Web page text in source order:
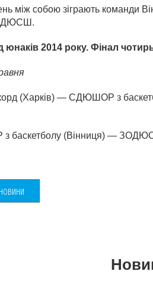
між собою зіграють команди
2014 року. Фінал
(Харків) — СДЮШОР з
(Вінниця) —